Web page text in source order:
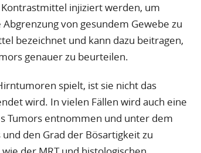
injiziert werden, um
von gesundem Gewebe zu
bezeichnet und kann dazu beitragen,
genauer zu beurteilen.
spielt, ist sie nicht das
wird. In vielen Fällen wird auch eine
Tumors entnommen und unter dem
den Grad der Bösartigkeit zu